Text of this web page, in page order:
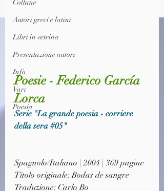
Collane
Autori greci e latini
Libri in vetrina
Presentazione autori
Info
Vari
Poesia
Poesie - Federico García
Lorca
Serie "La grande poesia - corriere
della sera #05"
Spagnolo/Italiano | 2004 | 369 pagine
Titolo originale: Bodas de sangre
Traduzione: Carlo Bo